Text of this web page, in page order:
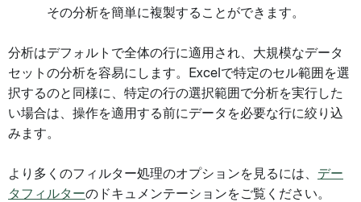
その分析を簡単に複製することができます。
分析はデフォルトで全体の行に適用され、大規模なデータ
セットの分析を容易にします。Excelで特定のセル範囲を選
択するのと同様に、特定の行の選択範囲で分析を実行した
い場合は、操作を適用する前にデータを必要な行に絞り込
みます。
より多くのフィルター処理のオプションを見るには、 デー
タフィルターのドキュメンテーションをご覧ください。